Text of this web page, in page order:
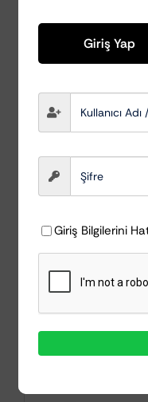
Giriş Yap
Giriş Bilgilerini